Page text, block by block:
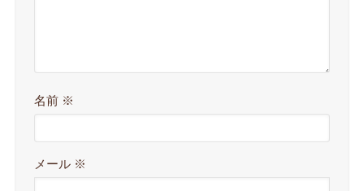
名前 ※
メール ※